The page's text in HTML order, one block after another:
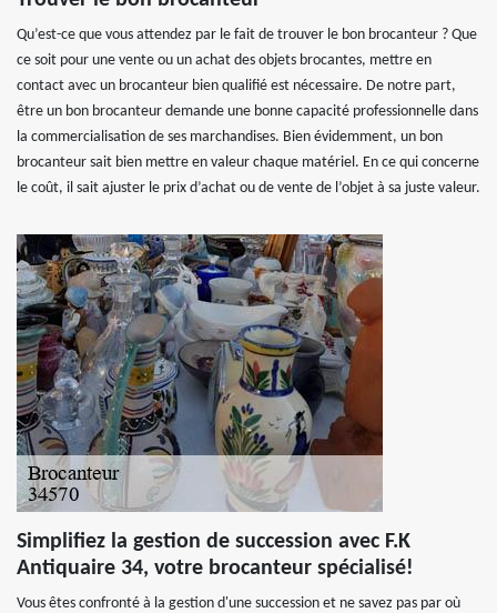
Qu’est-ce que vous attendez par le fait de trouver le bon brocanteur ? Que
ce soit pour une vente ou un achat des objets brocantes, mettre en
contact avec un brocanteur bien qualifié est nécessaire. De notre part,
être un bon brocanteur demande une bonne capacité professionnelle dans
la commercialisation de ses marchandises. Bien évidemment, un bon
brocanteur sait bien mettre en valeur chaque matériel. En ce qui concerne
le coût, il sait ajuster le prix d’achat ou de vente de l’objet à sa juste valeur.
Simplifiez la gestion de succession avec F.K
Antiquaire 34, votre brocanteur spécialisé!
Vous êtes confronté à la gestion d'une succession et ne savez pas par où